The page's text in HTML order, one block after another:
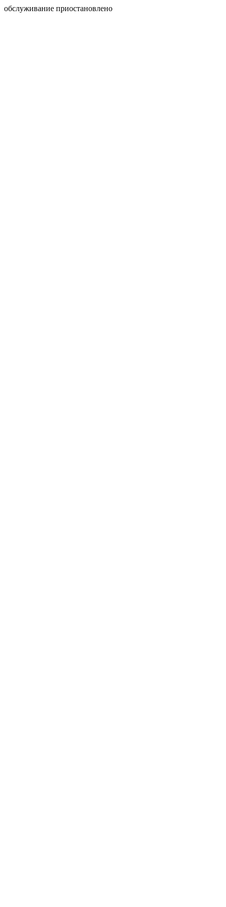
обслуживание приостановлено